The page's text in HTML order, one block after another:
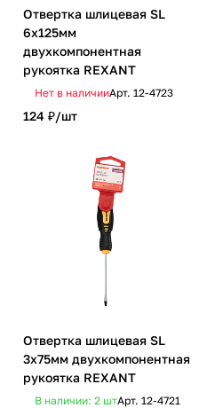
Отвертка шлицевая SL
6х125мм
двухкомпонентная
рукоятка REXANT
Нет в наличииАрт. 12-4723
124 ₽/шт
Отвертка шлицевая SL
3х75мм двухкомпонентная
рукоятка REXANT
В наличии: 2 штАрт. 12-4721